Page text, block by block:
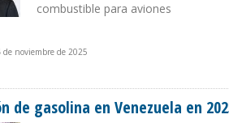
combustible para aviones
de noviembre de 2025
de gasolina en Venezuela en